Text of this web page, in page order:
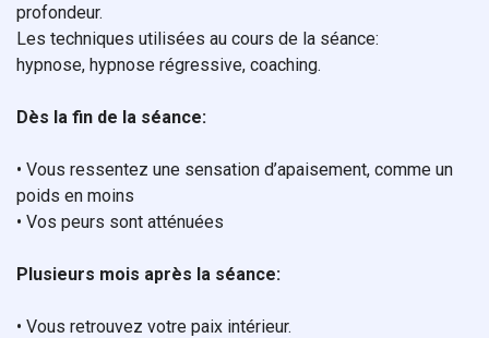
profondeur.
Les techniques utilisées au cours de la séance:
hypnose, hypnose régressive, coaching.
Dès la fin de la séance:
• Vous ressentez une sensation d’apaisement, comme un
poids en moins
• Vos peurs sont atténuées
Plusieurs mois après la séance:
• Vous retrouvez votre paix intérieur.